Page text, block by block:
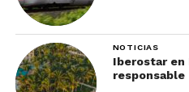
NOTICIAS
Iberostar en
responsable